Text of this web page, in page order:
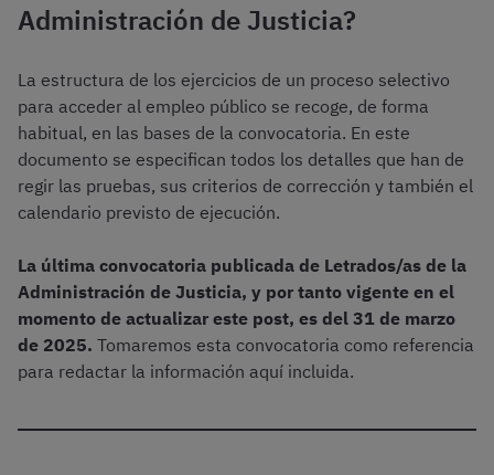
Administración de Justicia?
La estructura de los ejercicios de un proceso selectivo
para acceder al empleo público se recoge, de forma
habitual, en las bases de la convocatoria. En este
documento se especifican todos los detalles que han de
regir las pruebas, sus criterios de corrección y también el
calendario previsto de ejecución.
La última convocatoria publicada de Letrados/as de la
Administración de Justicia, y por tanto vigente en el
momento de actualizar este post, es del 31 de marzo
de 2025. Tomaremos esta convocatoria como referencia
para redactar la información aquí incluida.